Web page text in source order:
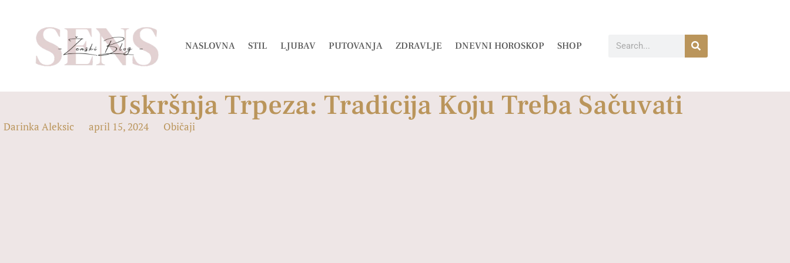
NASLOVNA STIL LJUBAV PUTOVANJA ZDRAVLJE DNEVNI HOROSKOP SHOP
Uskršnja Trpeza: Tradicija Koju Treba Sačuvati
Darinka Aleksic april 15, 2024 Običaji